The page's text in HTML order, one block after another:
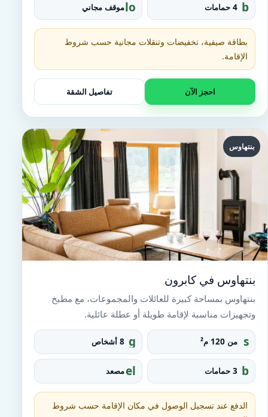
u
p
b
at
h
t
u
b
4 حمامات lo
c
al
_
r
g
موقف مجاني
بطاقة صيفية، تخفيضات وتنقلات مجانية حسب شروط
الإقامة.
احجز الآن تفاصيل الشقة
بنتهاوس
بنتهاوس في كابرون
بنتهاوس بمساحة كبيرة للعائلات والمجموعات، مع مطبخ
وتجهيزات مناسبة لإقامة طويلة أو عطلة عائلية.
s
q
u
a
r
e_
fo
من 120 م² g
r
o
u
p
8 أشخاص
b
at
h
t
3 حمامات el
e
v
at
مصعد
الدفع عند تسجيل الوصول في مكان الإقامة حسب شروط